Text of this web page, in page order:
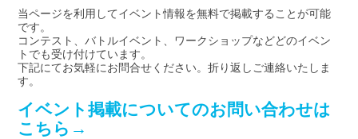
当ページを利用してイベント情報を無料で掲載することが可能
です。
コンテスト、バトルイベント、ワークショップなどどのイベン
トでも受け付けています。
下記にてお気軽にお問合せください。折り返しご連絡いたしま
す。
イベント掲載についてのお問い合わせは
こちら→